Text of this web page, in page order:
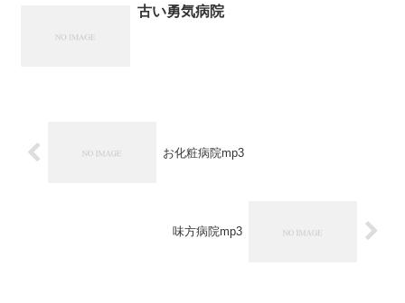
古い勇気病院
お化粧病院mp3
味方病院mp3